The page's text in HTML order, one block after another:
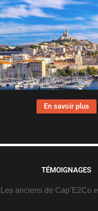
En savoir plus
TÉMOIGNAGES
Les anciens de Cap’E2Co